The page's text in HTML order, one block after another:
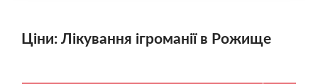
Ціни: Лікування ігроманії в Рожище